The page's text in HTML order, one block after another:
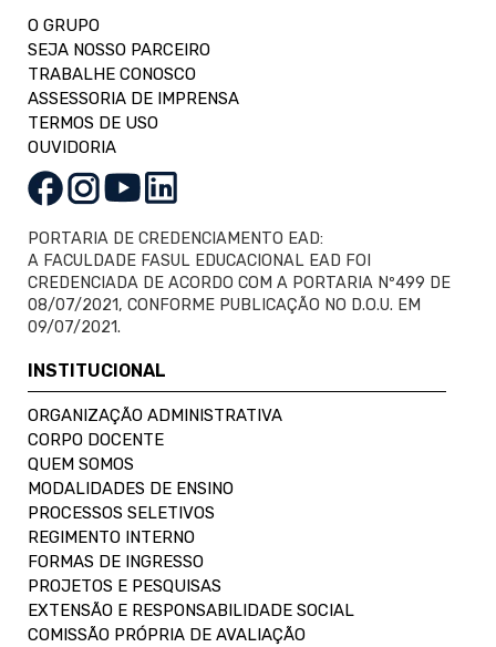
O GRUPO
SEJA NOSSO PARCEIRO
TRABALHE CONOSCO
ASSESSORIA DE IMPRENSA
TERMOS DE USO
OUVIDORIA
PORTARIA DE CREDENCIAMENTO EAD:
A FACULDADE FASUL EDUCACIONAL EAD FOI
CREDENCIADA DE ACORDO COM A PORTARIA Nº499 DE
08/07/2021, CONFORME PUBLICAÇÃO NO D.O.U. EM
09/07/2021.
INSTITUCIONAL
ORGANIZAÇÃO ADMINISTRATIVA
CORPO DOCENTE
QUEM SOMOS
MODALIDADES DE ENSINO
PROCESSOS SELETIVOS
REGIMENTO INTERNO
FORMAS DE INGRESSO
PROJETOS E PESQUISAS
EXTENSÃO E RESPONSABILIDADE SOCIAL
COMISSÃO PRÓPRIA DE AVALIAÇÃO